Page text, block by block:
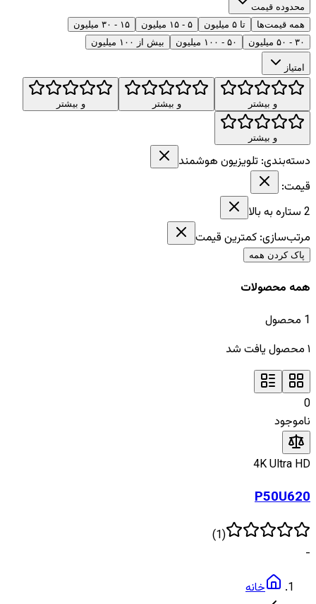
محدوده قیمت
همه قیمت‌ها
تا ۵ میلیون ۵ - ۱۵ میلیون
۱۵ - ۳۰ میلیون
۳۰ - ۵۰ میلیون
۵۰ - ۱۰۰ میلیون بیش از ۱۰۰ میلیون
امتیاز
و بیشتر و بیشتر و بیشتر
و بیشتر
دسته‌بندی: تلویزیون هوشمند
قیمت:
2 ستاره به بالا
مرتب‌سازی: کمترین قیمت
پاک کردن همه
همه محصولات
1 محصول
۱ محصول یافت شد
0
ناموجود
4K Ultra HD
P50U620
(
1
)
-
خانه